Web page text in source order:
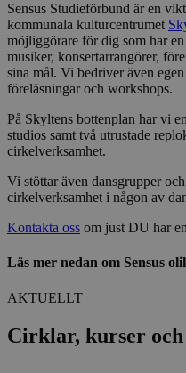
Sensus Studieförbund är en
kommunala kulturcentrumet
möjliggörare för dig som har
musiker, konsertarrangörer,
sina mål. Vi bedriver även
föreläsningar och workshops.
På Skyltens bottenplan har vi
studios samt två utrustade
cirkelverksamhet.
Vi stöttar även dansgrupper
cirkelverksamhet i någon av
Kontakta oss om just DU har
Läs mer nedan om Sensus
AKTUELLT
Cirklar, kurser och